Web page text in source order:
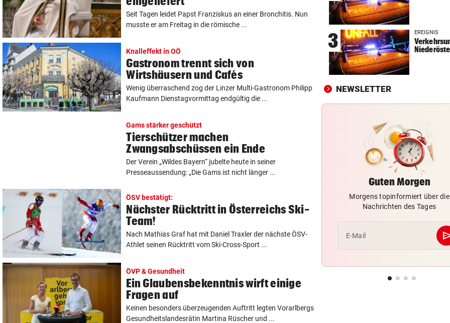
Seit Tagen leidet Papst Franziskus an einer Bronchitis. Nun
musste er am Freitag in die römische ...
Knalleffekt in OÖ
Gastronom trennt sich von
Wirtshäusern und Cafés
Wenig überraschend zog der Linzer Multi-Gastronom Philipp
Kaufmann Dienstagvormittag endgültig die ...
Gams stärker geschützt
Tierschützer machen
Zwangsabschüssen ein Ende
Der Verein „Wildes Bayern“ jubelte heute in seiner
Presseaussendung: „Die Gams ist nicht länger ...
ÖSV bestätigt:
Nächster Rücktritt in Österreichs Ski-
Team!
Nach Mathias Graf hat mit Daniel Traxler der nächste ÖSV-
Athlet seinen Rücktritt vom Ski-Cross-Sport ...
ÖVP & Gesundheit
Ein Glaubensbekenntnis wirft einige
Fragen auf
Keinen besonders überzeugenden Auftritt legten Vorarlbergs
Gesundheitslandesrätin Martina Rüscher und ...
RADSPORT
Gall behauptet Burgos-
vor dem Schlusstag!
BEI POLEN-CHALLENGER
Nervenstarker Schwärzler
ZANK WÄHREND FERIEN vor
die Fetzen fliegen
3 EREIGNIS
NEWSLETTER
Guten Morgen
Morgens topinformiert über die
Nachrichten des Tages
E-Mail